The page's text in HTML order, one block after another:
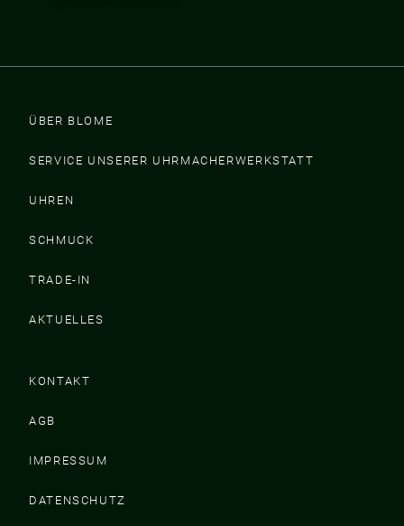
ÜBER BLOME
SERVICE UNSERER UHRMACHERWERKSTATT
UHREN
SCHMUCK
TRADE-IN
AKTUELLES
KONTAKT
AGB
IMPRESSUM
DATENSCHUTZ